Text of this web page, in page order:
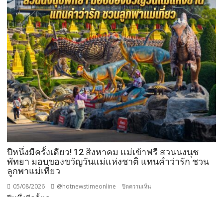
ปีหนึ่งมีครั้งเดียว! 12 สิงหาคม แม่เข้าฟรี สวนนงนุช
พัทยา มอบของขวัญวันแม่แห่งชาติ แทนคำว่ารัก ชวน
ลูกพาแม่เที่ยว
05/08/2026 @hotnewstimeonline ปิดความเห็น